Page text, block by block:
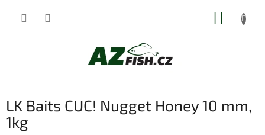
LK Baits CUC! Nugget Honey 10 mm,
1kg